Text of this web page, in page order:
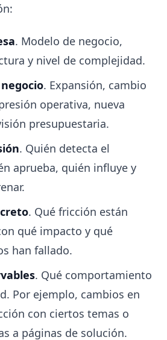
. Modelo de negocio,
y nivel de complejidad.
. Expansión, cambio
operativa, nueva
presupuestaria.
. Quién detecta el
aprueba, quién influye y
. Qué fricción están
qué impacto y qué
han fallado.
. Qué comportamiento
Por ejemplo, cambios en
con ciertos temas o
a páginas de solución.